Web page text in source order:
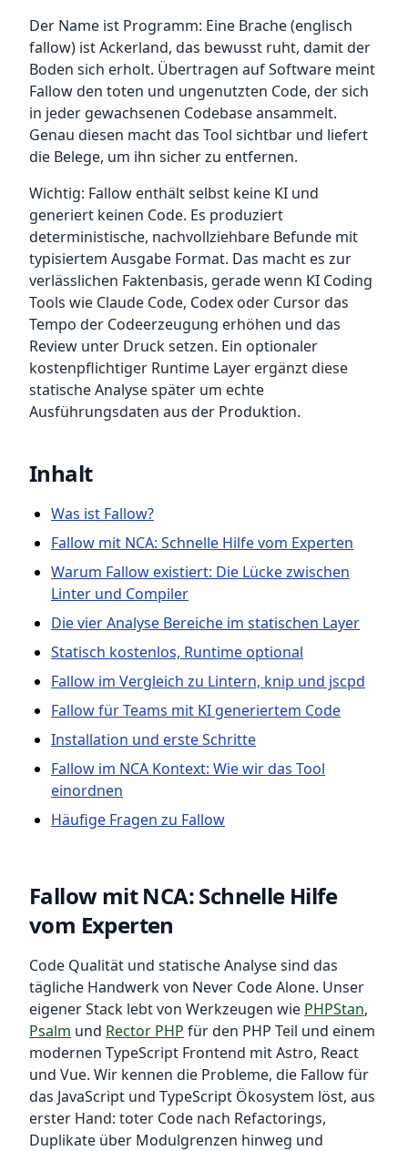
Der Name ist Programm: Eine Brache (englisch
fallow) ist Ackerland, das bewusst ruht, damit der
Boden sich erholt. Übertragen auf Software meint
Fallow den toten und ungenutzten Code, der sich
in jeder gewachsenen Codebase ansammelt.
Genau diesen macht das Tool sichtbar und liefert
die Belege, um ihn sicher zu entfernen.
Wichtig: Fallow enthält selbst keine KI und
generiert keinen Code. Es produziert
deterministische, nachvollziehbare Befunde mit
typisiertem Ausgabe Format. Das macht es zur
verlässlichen Faktenbasis, gerade wenn KI Coding
Tools wie Claude Code, Codex oder Cursor das
Tempo der Codeerzeugung erhöhen und das
Review unter Druck setzen. Ein optionaler
kostenpflichtiger Runtime Layer ergänzt diese
statische Analyse später um echte
Ausführungsdaten aus der Produktion.
Inhalt
Was ist Fallow?
Fallow mit NCA: Schnelle Hilfe vom Experten
Warum Fallow existiert: Die Lücke zwischen
Linter und Compiler
Die vier Analyse Bereiche im statischen Layer
Statisch kostenlos, Runtime optional
Fallow im Vergleich zu Lintern, knip und jscpd
Fallow für Teams mit KI generiertem Code
Installation und erste Schritte
Fallow im NCA Kontext: Wie wir das Tool
einordnen
Häufige Fragen zu Fallow
Fallow mit NCA: Schnelle Hilfe
vom Experten
Code Qualität und statische Analyse sind das
tägliche Handwerk von Never Code Alone. Unser
eigener Stack lebt von Werkzeugen wie PHPStan,
Psalm und Rector PHP für den PHP Teil und einem
modernen TypeScript Frontend mit Astro, React
und Vue. Wir kennen die Probleme, die Fallow für
das JavaScript und TypeScript Ökosystem löst, aus
erster Hand: toter Code nach Refactorings,
Duplikate über Modulgrenzen hinweg und